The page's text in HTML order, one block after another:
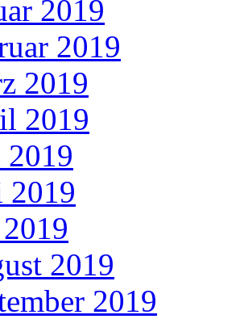
2019
2019
2019
2019
2019
2019
2019